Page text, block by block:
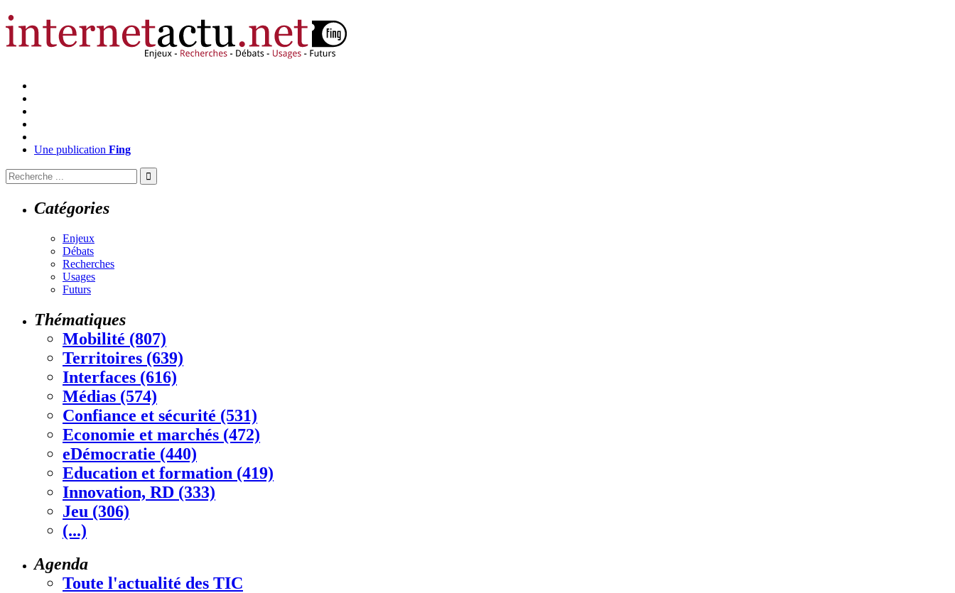
Une publication Fing
Catégories
Enjeux
Débats
Recherches
Usages
Futurs
Thématiques
Mobilité (807)
Territoires (639)
Interfaces (616)
Médias (574)
Confiance et sécurité (531)
Economie et marchés (472)
eDémocratie (440)
Education et formation (419)
Innovation, RD (333)
Jeu (306)
(...)
Agenda
Toute l'actualité des TIC